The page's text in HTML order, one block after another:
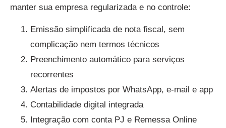
manter sua empresa regularizada e no controle:
Emissão simplificada de nota fiscal, sem
complicação nem termos técnicos
Preenchimento automático para serviços
recorrentes
Alertas de impostos por WhatsApp, e-mail e app
Contabilidade digital integrada
Integração com conta PJ e Remessa Online